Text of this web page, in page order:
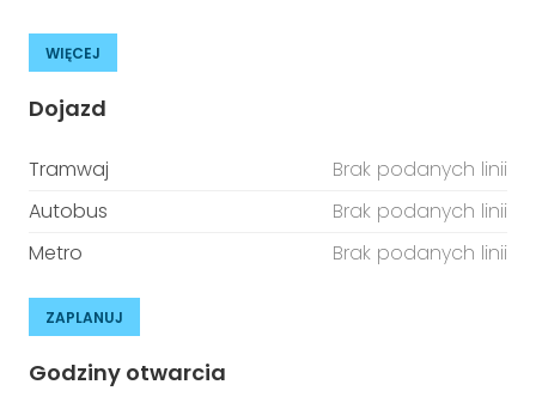
WIĘCEJ
Dojazd
Tramwaj
Brak podanych linii
Autobus
Brak podanych linii
Metro
Brak podanych linii
ZAPLANUJ
Godziny otwarcia